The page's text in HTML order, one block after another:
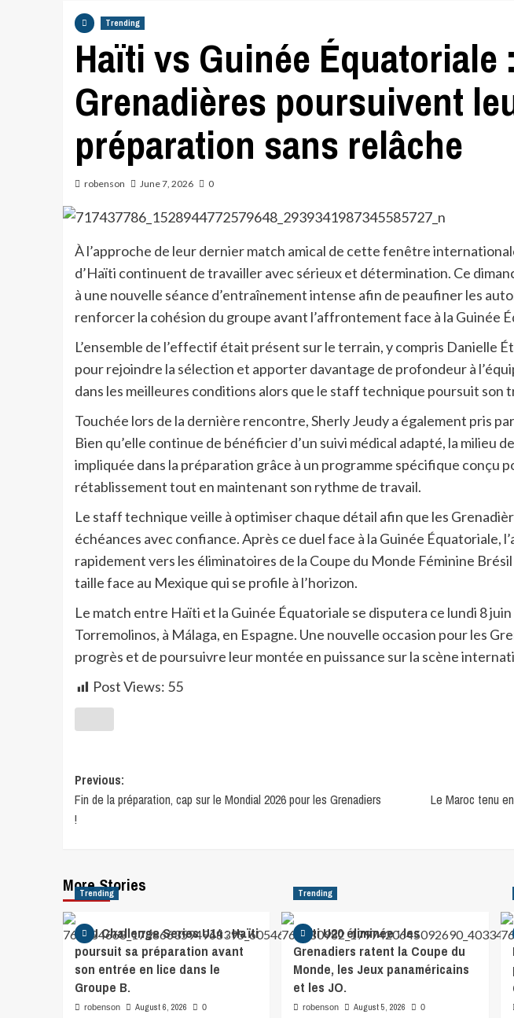
Trending
Haïti vs Guinée Équatoriale
Grenadières poursuivent
préparation sans relâche
robenson June 7, 2026 0
À l’approche de leur dernier match amical de cette fenêtre
d’Haïti continuent de travailler avec sérieux et détermination. Ce
à une nouvelle séance d’entraînement intense afin de peaufiner les
renforcer la cohésion du groupe avant l’affrontement face à la Guinée
L’ensemble de l’effectif était présent sur le terrain, y compris Danielle
pour rejoindre la sélection et apporter davantage de profondeur à
dans les meilleures conditions alors que le staff technique poursuit son
Touchée lors de la dernière rencontre, Sherly Jeudy a également pris
Bien qu’elle continue de bénéficier d’un suivi médical adapté, la milieu
impliquée dans la préparation grâce à un programme spécifique conçu
rétablissement tout en maintenant son rythme de travail.
Le staff technique veille à optimiser chaque détail afin que les
échéances avec confiance. Après ce duel face à la Guinée Équatoriale,
rapidement vers les éliminatoires de la Coupe du Monde Féminine
taille face au Mexique qui se profile à l’horizon.
Le match entre Haïti et la Guinée Équatoriale se disputera ce lundi 8
Torremolinos, à Málaga, en Espagne. Une nouvelle occasion pour les
progrès et de poursuivre leur montée en puissance sur la scène
Post Views: 55
Previous:
Fin de la préparation, cap sur le Mondial 2026 pour les Grenadiers
!
Le Maroc tenu
More Stories
Trending
CFU Challenge Series U14 : Haïti
poursuit sa préparation avant
son entrée en lice dans le
Groupe B.
robenson August 6, 2026 0
Trending
Haïti U20 éliminée : les
Grenadiers ratent la Coupe du
Monde, les Jeux panaméricains
et les JO.
robenson August 5, 2026 0